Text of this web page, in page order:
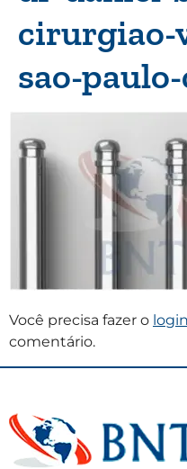
cirurgiao-
sao-
Você precisa fazer o login
comentário.